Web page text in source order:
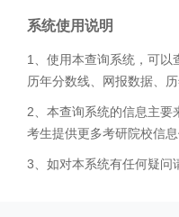
系统使用说明
1、使用本查询系统，可以
历年分数线、网报数据、
2、本查询系统的信息主要
考生提供更多考研院校信
3、如对本系统有任何疑问